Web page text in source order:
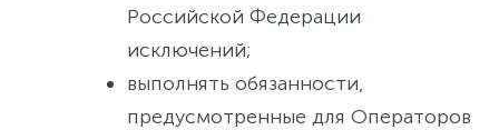
Российской Федерации
исключений;
выполнять обязанности,
предусмотренные для Операторов